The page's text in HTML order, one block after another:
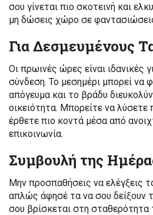
σου γίνεται πιο σκοτεινή και
μη δώσεις χώρο σε
Για Δεσμευμένους
Οι πρωινές ώρες είναι ιδανικές
σύνδεση. Το μεσημέρι μπορεί να
απόγευμα και το βράδυ
οικειότητα. Μπορείτε να λύσετε
έρθετε πιο κοντά μέσα από
επικοινωνία.
Συμβουλή της
Μην προσπαθήσεις να ελέγξεις
απλώς άφησέ τα να σου δείξουν
σου βρίσκεται στη σταθερότητα